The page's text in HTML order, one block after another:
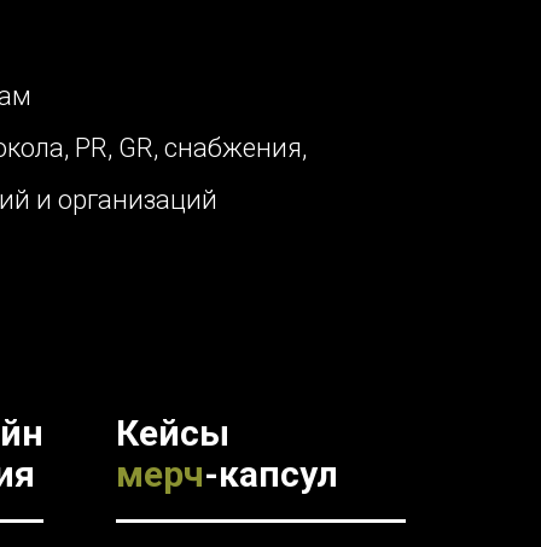
PR, GR, снабжения,
и организаций
Кейсы
мерч-капсул